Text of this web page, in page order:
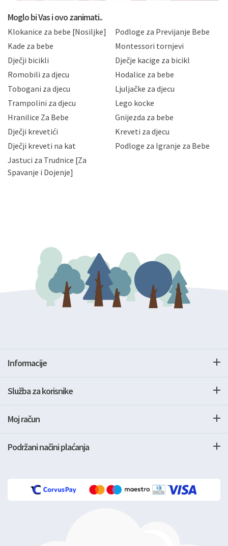
privatnosti i kolačića koju možete pročitati ovdje i
Hrvatske, a uvijek uz primjenu odgovarajućih tehničkih i
sigurnosnih mjera zaštite osobnih podataka od
neovlaštenog pristupa, zlouporabe, otkrivanja,
gubitka ili uništenja. Mae.hr štiti privatnost svojih
korisnika i posjetitelja web stranica, čuva povjerljivost
Vaših osobnih podataka te omogućava pristup i
priopćavanje osobnih podataka samo onim svojim
zaposlenicima kojima su isti potrebni radi provedbe
slučajevima koji su dozvoljeni zakonima. Napominjemo
da možete u svako doba, u potpunosti ili djelomice,
zatražiti prestanak aktivnosti obrade Vaših osobnih
podataka. Opoziv privole možete podnijeti poštom na
gore navedenu adresu ili e-mailom na adresu:
Moglo bi Vas i ovo zanimati..
Klokanice za bebe [Nosiljke]
Podloge za Previjanje Bebe
Kade za bebe
Montessori tornjevi
Dječji bicikli
Dječje kacige za bicikl
Romobili za djecu
Hodalice za bebe
Tobogani za djecu
Ljuljačke za djecu
Trampolini za djecu
Lego kocke
Hranilice Za Bebe
Gnijezda za bebe
Dječji krevetići
Kreveti za djecu
Dječji kreveti na kat
Podloge za Igranje za Bebe
Jastuci za Trudnice [Za
Spavanje i Dojenje]
Informacije
Služba za korisnike
Moj račun
Podržani načini plaćanja